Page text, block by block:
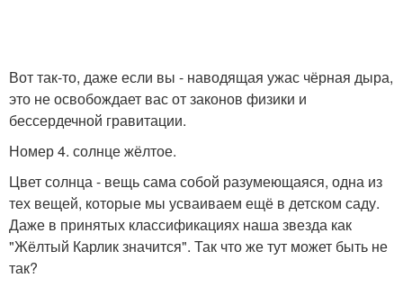
Вот так-то, даже если вы - наводящая ужас чёрная дыра,
это не освобождает вас от законов физики и
бессердечной гравитации.
Номер 4. солнце жёлтое.
Цвет солнца - вещь сама собой разумеющаяся, одна из
тех вещей, которые мы усваиваем ещё в детском саду.
Даже в принятых классификациях наша звезда как
"Жёлтый Карлик значится". Так что же тут может быть не
так?